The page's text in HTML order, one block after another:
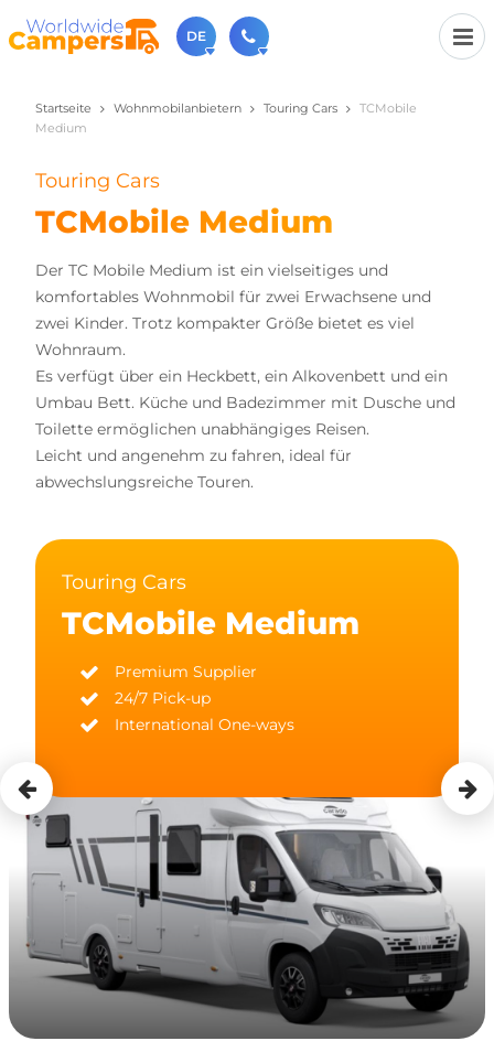
DE
+31 030-6974964
Rufen Sie uns an (Montag bis Freitag von 9 bis 17 Uhr).
sales@worldwidecampers.com
Sie können uns auch eine E-Mail senden.
Startseite Wohnmobilanbietern Touring Cars
TCMobile
Medium
Touring Cars
TCMobile Medium
Der TC Mobile Medium ist ein vielseitiges und
komfortables Wohnmobil für zwei Erwachsene und
zwei Kinder. Trotz kompakter Größe bietet es viel
Wohnraum.
Es verfügt über ein Heckbett, ein Alkovenbett und ein
Umbau Bett. Küche und Badezimmer mit Dusche und
Toilette ermöglichen unabhängiges Reisen.
Leicht und angenehm zu fahren, ideal für
abwechslungsreiche Touren.
Touring Cars
TCMobile Medium
Premium Supplier
24/7 Pick-up
International One-ways